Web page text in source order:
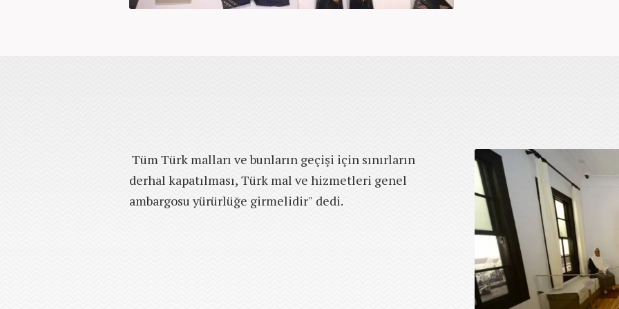
Tüm Türk malları ve bunların geçişi için sınırların
derhal kapatılması, Türk mal ve hizmetleri genel
ambargosu yürürlüğe girmelidir" dedi.